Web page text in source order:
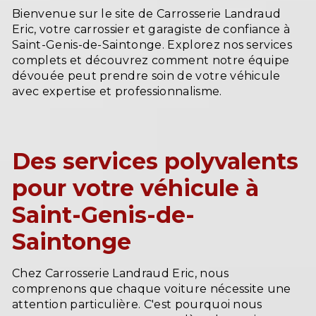
Bienvenue sur le site de Carrosserie Landraud
Eric, votre carrossier et garagiste de confiance à
Saint-Genis-de-Saintonge. Explorez nos services
complets et découvrez comment notre équipe
dévouée peut prendre soin de votre véhicule
avec expertise et professionnalisme.
Des services polyvalents
pour votre véhicule à
Saint-Genis-de-
Saintonge
Chez Carrosserie Landraud Eric, nous
comprenons que chaque voiture nécessite une
attention particulière. C'est pourquoi nous